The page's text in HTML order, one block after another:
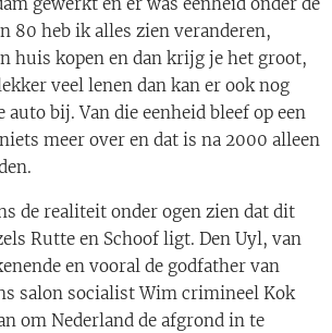
80 heb ik alles zien veranderen,
huis kopen en dan krijg je het groot,
veel lenen dan kan er ook nog
auto bij. Van die eenheid bleef op een
meer over en dat is na 2000 alleen
de realiteit onder ogen zien dat dit
Rutte en Schoof ligt. Den Uyl, van
en vooral de godfather van
salon socialist Wim crimineel Kok
om Nederland de afgrond in te